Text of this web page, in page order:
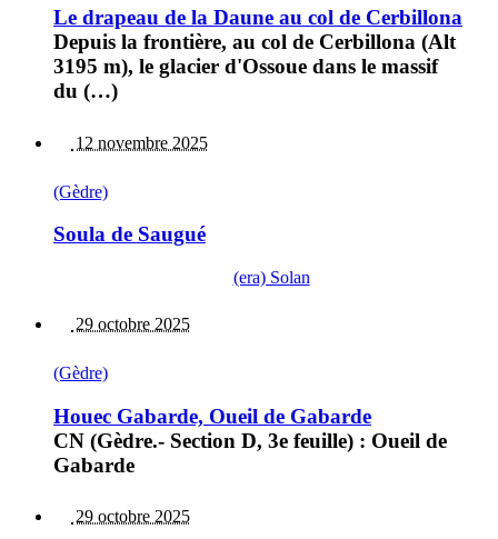
Le drapeau de la Daune au col de Cerbillona
Depuis la frontière, au col de Cerbillona (Alt
3195 m), le glacier d'Ossoue dans le massif
du (…)
12 novembre 2025
(Gèdre)
Soula de Saugué
(era) Solan
29 octobre 2025
(Gèdre)
Houec Gabarde, Oueil de Gabarde
CN (Gèdre.- Section D, 3e feuille) : Oueil de
Gabarde
29 octobre 2025